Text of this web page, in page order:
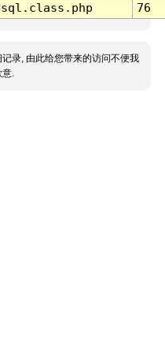
76
录, 由此给您带来的访问不便我
意.